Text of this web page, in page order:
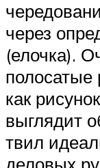
через
(елочка).
полосатые
как
выглядит
твил